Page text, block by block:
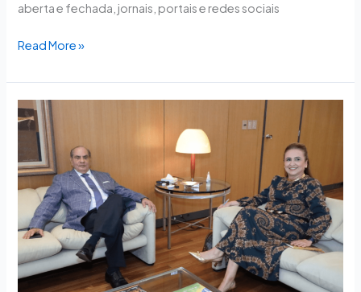
aberta e fechada, jornais, portais e redes sociais
Read More »
Presidente
Tadros
recebe
Kátia
Abreu